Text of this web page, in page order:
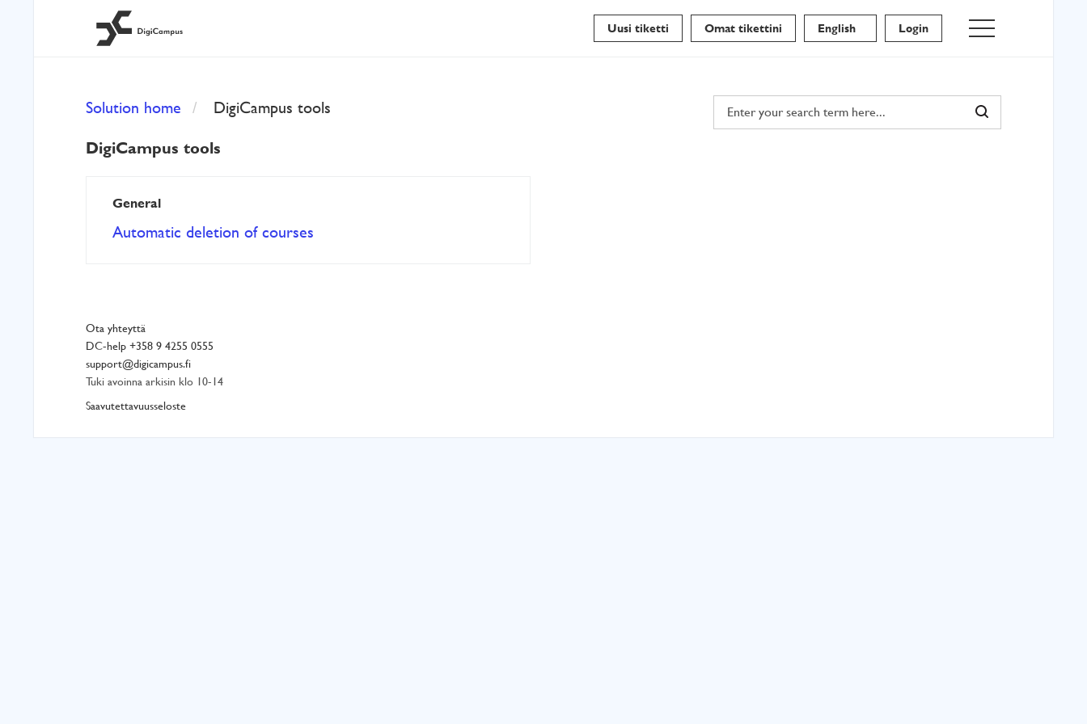
Uusi tiketti Omat tikettini English Login
Solution home DigiCampus tools
DigiCampus tools
General
Automatic deletion of courses
Ota yhteyttä
DC-help +358 9 4255 0555
support@digicampus.fi
Tuki avoinna arkisin klo 10-14
Saavutettavuusseloste